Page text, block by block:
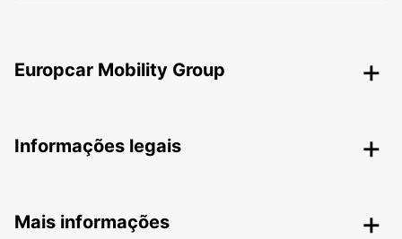
Europcar Mobility Group
Informações legais
Mais informações